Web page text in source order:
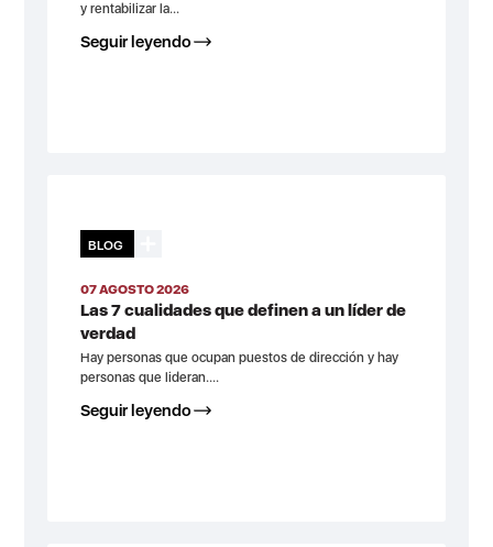
y rentabilizar la...
Seguir leyendo
BLOG
07 AGOSTO 2026
Las 7 cualidades que definen a un líder de
verdad
Hay personas que ocupan puestos de dirección y hay
personas que lideran....
Seguir leyendo